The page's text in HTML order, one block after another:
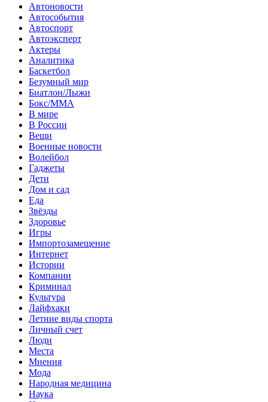
Автоновости
Автособытия
Автоспорт
Автоэксперт
Актеры
Аналитика
Баскетбол
Безумный мир
Биатлон/Лыжи
Бокс/MMA
В мире
В России
Вещи
Военные новости
Волейбол
Гаджеты
Дети
Дом и сад
Еда
Звёзды
Здоровье
Игры
Импортозамещение
Интернет
Истории
Компании
Криминал
Культура
Лайфхаки
Летние виды спорта
Личный счет
Люди
Места
Мнения
Мода
Народная медицина
Наука